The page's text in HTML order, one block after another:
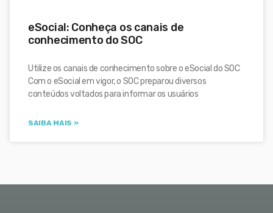
eSocial: Conheça os canais de
conhecimento do SOC
Utilize os canais de conhecimento sobre o eSocial do SOC
Com o eSocial em vigor, o SOC preparou diversos
conteúdos voltados para informar os usuários
SAIBA MAIS »